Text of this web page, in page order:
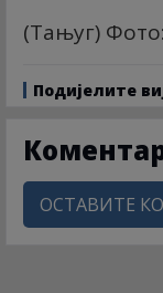
(Тањуг)
Подијелите
ОСТАВИТЕ